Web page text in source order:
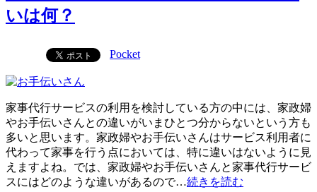
いは何？
Pocket
家事代行サービスの利用を検討している方の中には、家政婦
やお手伝いさんとの違いがいまひとつ分からないという方も
多いと思います。家政婦やお手伝いさんはサービス利用者に
代わって家事を行う点においては、特に違いはないように見
えますよね。では、家政婦やお手伝いさんと家事代行サービ
スにはどのような違いがあるので…続きを読む